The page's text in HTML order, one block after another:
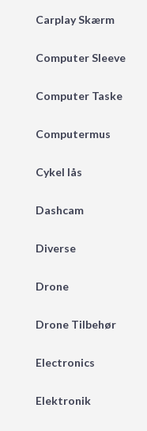
Carplay Skærm
Computer Sleeve
Computer Taske
Computermus
Cykel lås
Dashcam
Diverse
Drone
Drone Tilbehør
Electronics
Elektronik